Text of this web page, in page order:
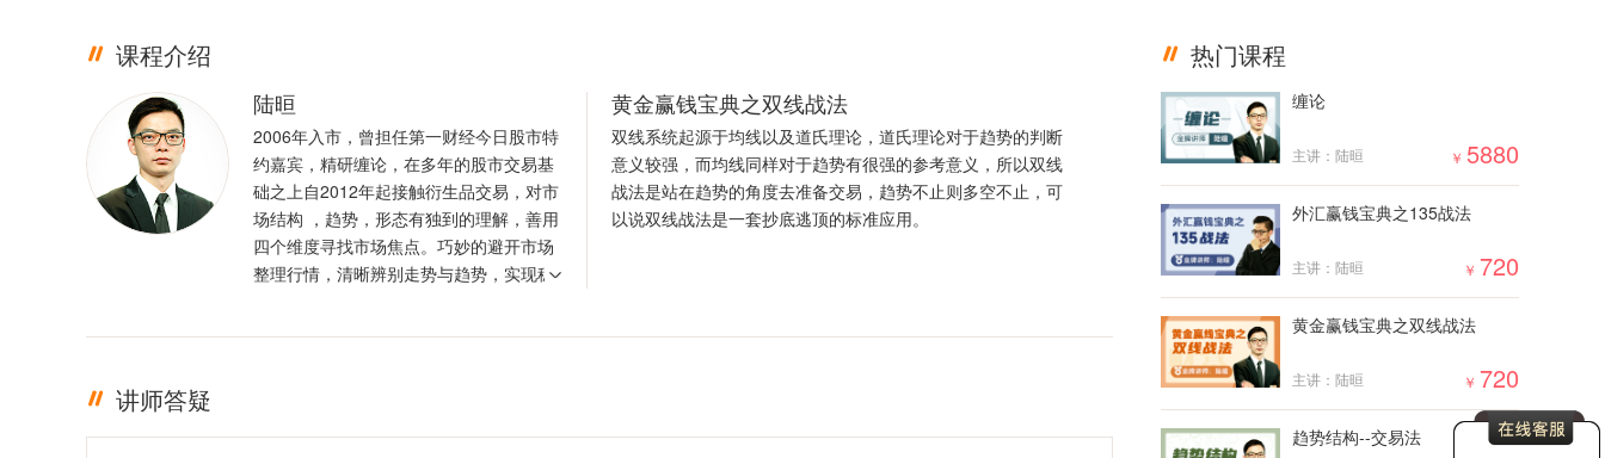
课程介绍
陆晅
2006年入市，曾担任第一财经今日股市特
约嘉宾，精研缠论，在多年的股市交易基
础之上自2012年起接触衍生品交易，对市
场结构 ，趋势，形态有独到的理解，善用
四个维度寻找市场焦点。巧妙的避开市场
整理行情，清晰辨别走势与趋势，实现稳
黄金赢钱宝典之双线战法
双线系统起源于均线以及道氏理论，道氏理论对于趋势的判断
意义较强，而均线同样对于趋势有很强的参考意义，所以双线
战法是站在趋势的角度去准备交易，趋势不止则多空不止，可
以说双线战法是一套抄底逃顶的标准应用。
讲师答疑
热门课程
缠论
主讲：陆晅 ￥ 5880
外汇赢钱宝典之135战法
主讲：陆晅 ￥ 720
黄金赢钱宝典之双线战法
主讲：陆晅 ￥ 720
趋势结构--交易法